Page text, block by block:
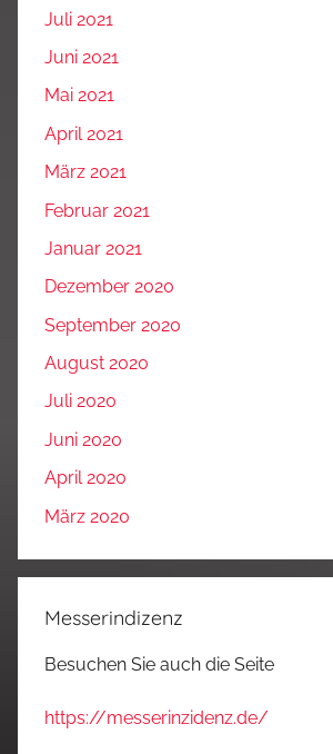
Juli 2021
Juni 2021
Mai 2021
April 2021
März 2021
Februar 2021
Januar 2021
Dezember 2020
September 2020
August 2020
Juli 2020
Juni 2020
April 2020
März 2020
Messerindizenz
Besuchen Sie auch die Seite
https://messerinzidenz.de/